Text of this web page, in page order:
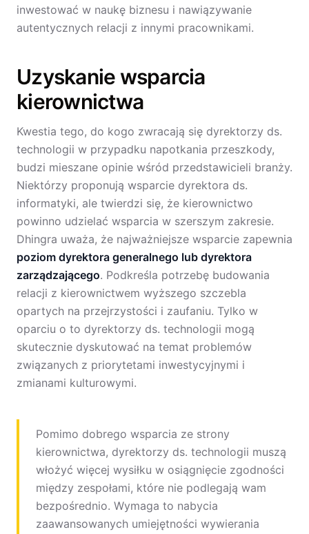
inwestować w naukę biznesu i nawiązywanie
autentycznych relacji z innymi pracownikami.
Uzyskanie wsparcia
kierownictwa
Kwestia tego, do kogo zwracają się dyrektorzy ds.
technologii w przypadku napotkania przeszkody,
budzi mieszane opinie wśród przedstawicieli branży.
Niektórzy proponują wsparcie dyrektora ds.
informatyki, ale twierdzi się, że kierownictwo
powinno udzielać wsparcia w szerszym zakresie.
Dhingra uważa, że najważniejsze wsparcie zapewnia
poziom dyrektora generalnego lub dyrektora
zarządzającego. Podkreśla potrzebę budowania
relacji z kierownictwem wyższego szczebla
opartych na przejrzystości i zaufaniu. Tylko w
oparciu o to dyrektorzy ds. technologii mogą
skutecznie dyskutować na temat problemów
związanych z priorytetami inwestycyjnymi i
zmianami kulturowymi.
Pomimo dobrego wsparcia ze strony
kierownictwa, dyrektorzy ds. technologii muszą
włożyć więcej wysiłku w osiągnięcie zgodności
między zespołami, które nie podlegają wam
bezpośrednio. Wymaga to nabycia
zaawansowanych umiejętności wywierania